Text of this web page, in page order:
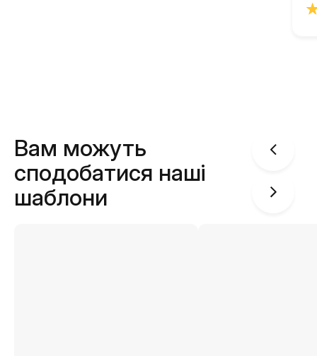
Вам можуть
сподобатися наші
шаблони